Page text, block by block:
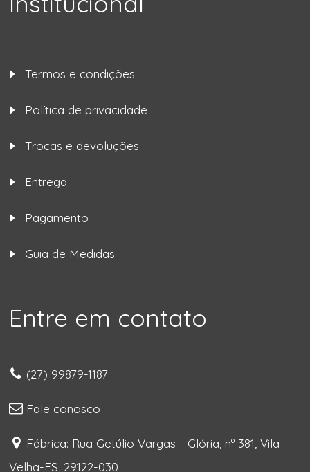
Termos e condições
Política de privacidade
Trocas e devoluções
Entrega
Pagamento
Guia de Medidas
Entre em contato
(27) 99879-1187
Fale conosco
Fábrica: Rua Getúlio Vargas - Glória, nº 381, Vila
Velha-ES, 29122-030